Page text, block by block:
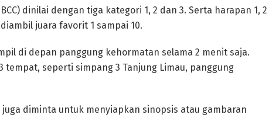
dinilai dengan tiga kategori 1, 2 dan 3. Serta harapan 1, 2
juara favorit 1 sampai 10.
di depan panggung kehormatan selama 2 menit saja.
seperti simpang 3 Tanjung Limau, panggung
diminta untuk menyiapkan sinopsis atau gambaran